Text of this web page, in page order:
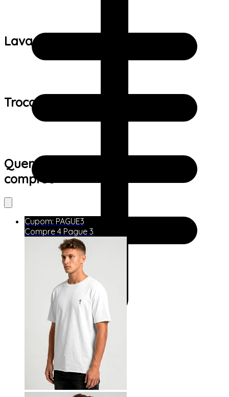
Lavagem:
Trocas e devoluções:
Quem viu este produto também
comprou